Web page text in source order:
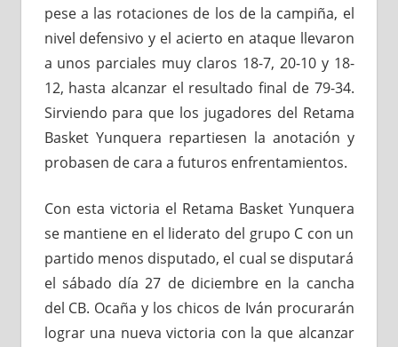
pese a las rotaciones de los de la campiña, el
nivel defensivo y el acierto en ataque llevaron
a unos parciales muy claros 18-7, 20-10 y 18-
12, hasta alcanzar el resultado final de 79-34.
Sirviendo para que los jugadores del Retama
Basket Yunquera repartiesen la anotación y
probasen de cara a futuros enfrentamientos.
Con esta victoria el Retama Basket Yunquera
se mantiene en el liderato del grupo C con un
partido menos disputado, el cual se disputará
el sábado día 27 de diciembre en la cancha
del CB. Ocaña y los chicos de Iván procurarán
lograr una nueva victoria con la que alcanzar